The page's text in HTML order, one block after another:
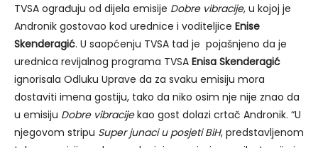
TVSA ograđuju od dijela emisije Dobre vibracije, u kojoj je
Andronik gostovao kod urednice i voditeljice Enise
Skenderagić. U saopćenju TVSA tad je pojašnjeno da je
urednica revijalnog programa TVSA Enisa Skenderagić
ignorisala Odluku Uprave da za svaku emisiju mora
dostaviti imena gostiju, tako da niko osim nje nije znao da
u emisiju Dobre vibracijekao gost dolazi crtač Andronik. “U
njegovom stripu Super junaci u posjeti BiH, predstavljenom